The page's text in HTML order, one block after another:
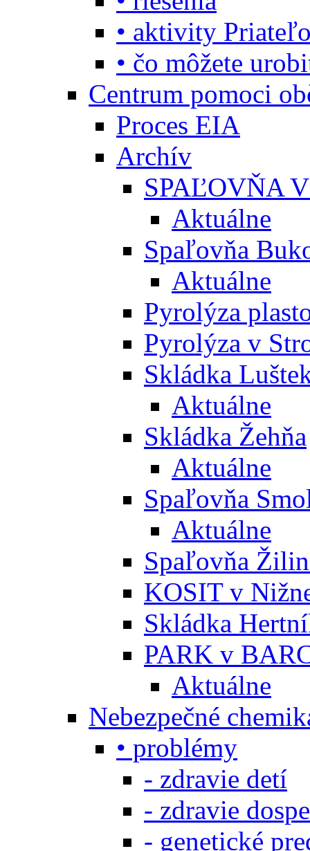
• aktivity
• čo môžete
Centrum pomoci
Proces EIA
Archív
SPAĽOVŇA
Aktuálne
Spaľovňa
Aktuálne
Pyrolýza
Pyrolýza v
Skládka
Aktuálne
Skládka Žehňa
Aktuálne
Spaľovňa
Aktuálne
Spaľovňa
KOSIT v
Skládka
PARK v
Aktuálne
Nebezpečné
• problémy
- zdravie detí
- zdravie
- genetické